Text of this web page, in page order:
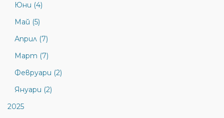
Юни (4)
Май (5)
Април (7)
Март (7)
Февруари (2)
Януари (2)
2025